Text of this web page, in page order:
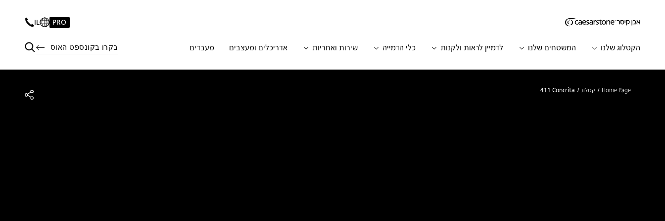
דילוג לתוכן המרכזי
PRO
IL
הקטלוג שלנו המשטחים שלנו לדמיין לראות ולקנות כלי הדמייה שירות ואחריות אדריכלים ומעצבים מעבדים בקרו בקונספט האוס
Skip to Main Footer
Home Page קטלוג 411 Concrita